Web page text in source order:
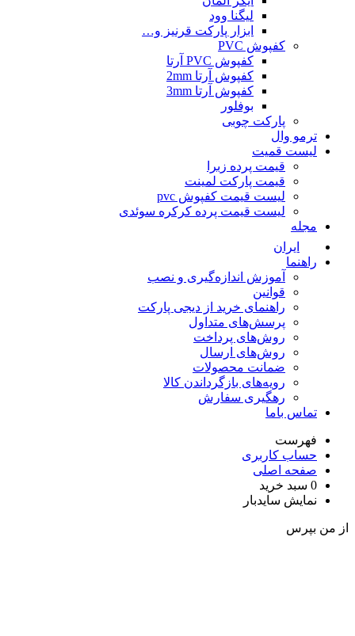
لیگنا وود
ابزار پارکت قرنیز و…
کفپوش PVC
کفپوش PVC آرتا
کفپوش آرتا 2mm
کفپوش آرتا 3mm
بوفلور
پارکت چوبی
ترمو وال
لیست قمیت
قیمت پرده زبرا
قیمت پارکت لمینت
لیست قیمت کفپوش pvc
لیست قیمت پرده کرکره سوئدی
مجله
ایران
راهنما
آموزش اندازه‌گیری و نصب
قوانین
راهنمای خرید از دیجی پارکت
پرسش‌های متداول
روش‌های پرداخت
روش‌های ارسال
ضمانت محصولات
رویه‌های بازگرداندن کالا
رهگیری سفارش
تماس باما
فهرست
حساب کاربری
صفحه اصلی
سبد خرید
نمایش سایدبار
من بپرس